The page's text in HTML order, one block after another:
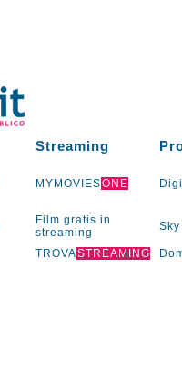
Streaming
MYMOVIESONE
Film gratis in
streaming
Sky
TROVASTREAMING